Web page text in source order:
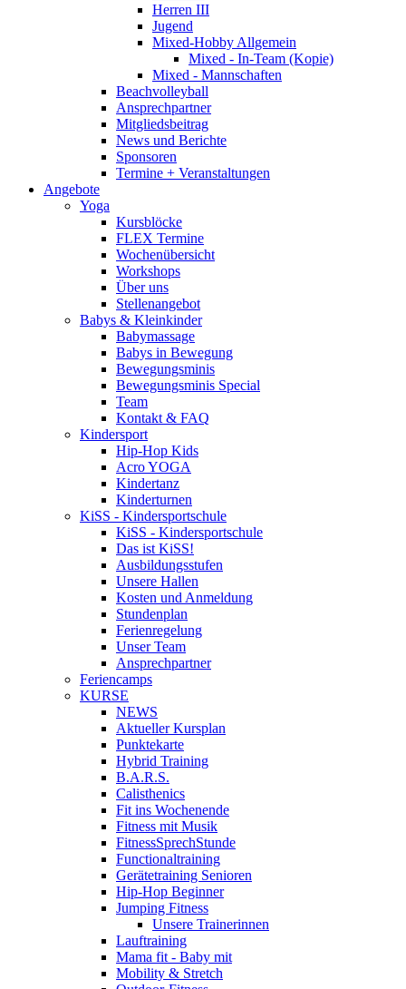
Herren III
Jugend
Mixed-Hobby Allgemein
Mixed - In-Team (Kopie)
Mixed - Mannschaften
Beachvolleyball
Ansprechpartner
Mitgliedsbeitrag
News und Berichte
Sponsoren
Termine + Veranstaltungen
Angebote
Yoga
Kursblöcke
FLEX Termine
Wochenübersicht
Workshops
Über uns
Stellenangebot
Babys & Kleinkinder
Babymassage
Babys in Bewegung
Bewegungsminis
Bewegungsminis Special
Team
Kontakt & FAQ
Kindersport
Hip-Hop Kids
Acro YOGA
Kindertanz
Kinderturnen
KiSS - Kindersportschule
KiSS - Kindersportschule
Das ist KiSS!
Ausbildungsstufen
Unsere Hallen
Kosten und Anmeldung
Stundenplan
Ferienregelung
Unser Team
Ansprechpartner
Feriencamps
KURSE
NEWS
Aktueller Kursplan
Punktekarte
Hybrid Training
B.A.R.S.
Calisthenics
Fit ins Wochenende
Fitness mit Musik
FitnessSprechStunde
Functionaltraining
Gerätetraining Senioren
Hip-Hop Beginner
Jumping Fitness
Unsere Trainerinnen
Lauftraining
Mama fit - Baby mit
Mobility & Stretch